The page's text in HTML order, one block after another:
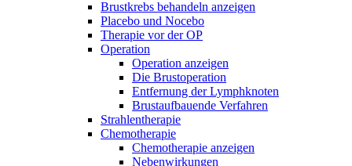
Brustkrebs behandeln anzeigen
Placebo und Nocebo
Therapie vor der OP
Operation
Operation anzeigen
Die Brustoperation
Entfernung der Lymphknoten
Brustaufbauende Verfahren
Strahlentherapie
Chemotherapie
Chemotherapie anzeigen
Nebenwirkungen